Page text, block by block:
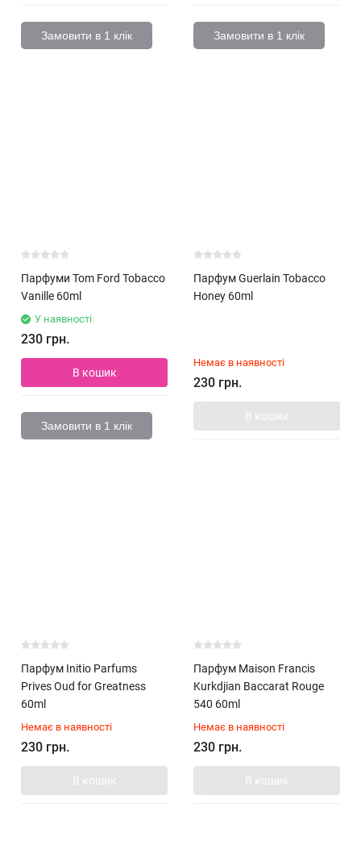
Замовити в 1 клік Замовити в 1 клік
Парфуми Tom Ford Tobacco
Vanille 60ml
У наявності
230 грн.
В кошик
Замовити в 1 клік
Парфум Guerlain Tobacco
Honey 60ml
Немає в наявності
230 грн.
В кошик
Парфум Initio Parfums
Prives Oud for Greatness
60ml
Немає в наявності
230 грн.
В кошик
Парфум Maison Francis
Kurkdjian Baccarat Rouge
540 60ml
Немає в наявності
230 грн.
В кошик